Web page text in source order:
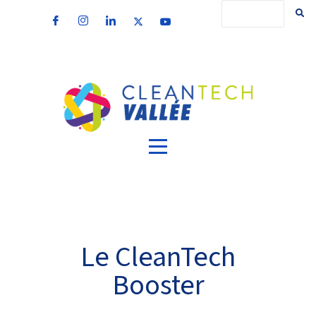
Le CleanTech
Booster